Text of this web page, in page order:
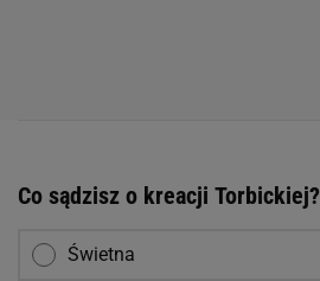
Co sądzisz o kreacji Torbickiej?
Świetna